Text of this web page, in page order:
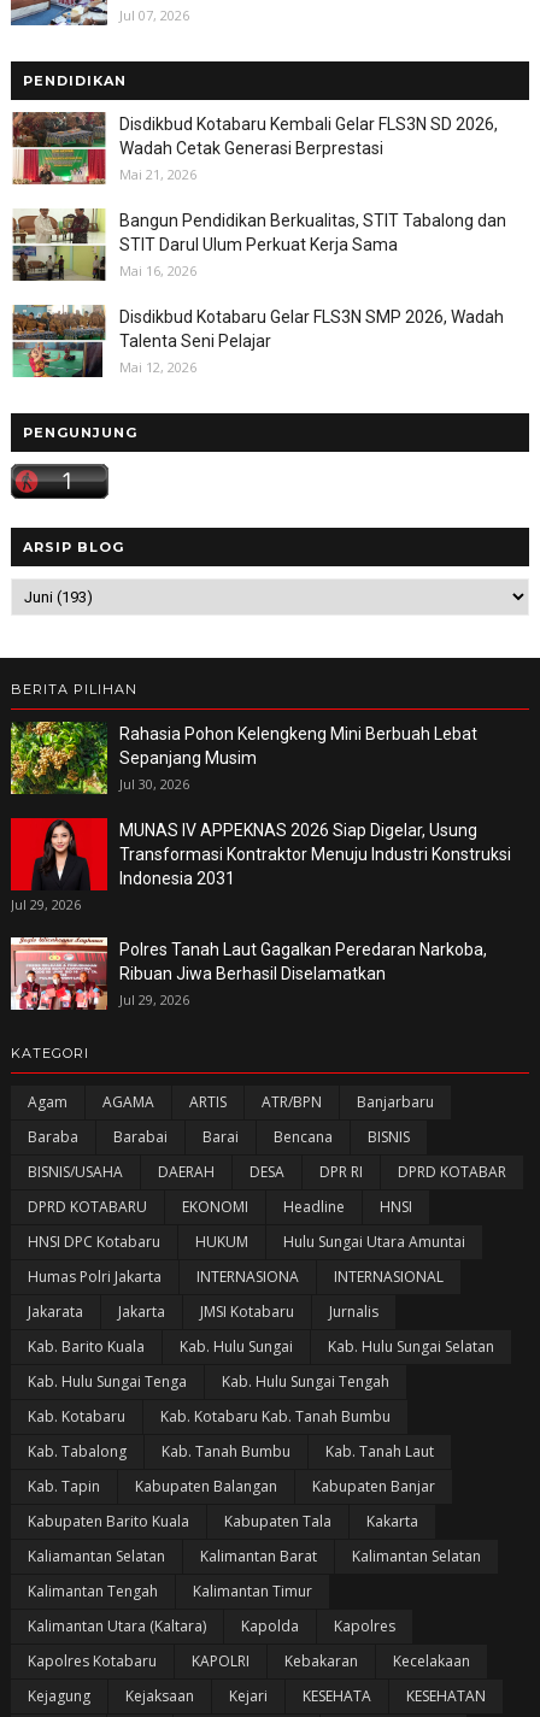
Jul 07, 2026
PENDIDIKAN
Disdikbud Kotabaru Kembali Gelar FLS3N SD 2026,
Wadah Cetak Generasi Berprestasi
Mai 21, 2026
Bangun Pendidikan Berkualitas, STIT Tabalong dan
STIT Darul Ulum Perkuat Kerja Sama
Mai 16, 2026
Disdikbud Kotabaru Gelar FLS3N SMP 2026, Wadah
Talenta Seni Pelajar
Mai 12, 2026
PENGUNJUNG
ARSIP BLOG
BERITA PILIHAN
Rahasia Pohon Kelengkeng Mini Berbuah Lebat
Sepanjang Musim
Jul 30, 2026
MUNAS IV APPEKNAS 2026 Siap Digelar, Usung
Transformasi Kontraktor Menuju Industri Konstruksi
Indonesia 2031
Jul 29, 2026
Polres Tanah Laut Gagalkan Peredaran Narkoba,
Ribuan Jiwa Berhasil Diselamatkan
Jul 29, 2026
KATEGORI
Agam AGAMA ARTIS ATR/BPN
Banjarbaru
Baraba
Barabai Barai Bencana
BISNIS
BISNIS/USAHA
DAERAH DESA DPR RI
DPRD KOTABAR
DPRD KOTABARU
EKONOMI Headline
HNSI
HNSI DPC Kotabaru
HUKUM
Hulu Sungai Utara Amuntai
Humas Polri Jakarta
INTERNASIONA
INTERNASIONAL
Jakarata
Jakarta JMSI Kotabaru
Jurnalis
Kab. Barito Kuala
Kab. Hulu Sungai
Kab. Hulu Sungai Selatan
Kab. Hulu Sungai Tenga
Kab. Hulu Sungai Tengah
Kab. Kotabaru
Kab. Kotabaru Kab. Tanah Bumbu
Kab. Tabalong
Kab. Tanah Bumbu
Kab. Tanah Laut
Kab. Tapin
Kabupaten Balangan
Kabupaten Banjar
Kabupaten Barito Kuala
Kabupaten Tala
Kakarta
Kaliamantan Selatan
Kalimantan Barat
Kalimantan Selatan
Kalimantan Tengah
Kalimantan Timur
Kalimantan Utara (Kaltara)
Kapolda
Kapolres
Kapolres Kotabaru
KAPOLRI Kebakaran
Kecelakaan
Kejagung
Kejaksaan Kejari KESEHATA
KESEHATAN